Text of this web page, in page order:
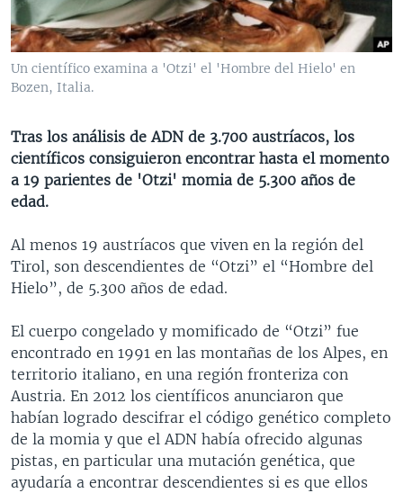
VENEZUELA
BRASIL
NICARAGUA
ECONOMÍA
ENTRETENIMIENTO Y CULTURA
TECNOLOGÍA
CIENCIA Y SALUD
MULTIMEDIA
VIDEOS
FOTOGRAFÍA
PROGRAMAS TV
EL MUNDO AL DÍA
VISIÓN 360
LAS CLAVES
PANORAMA
RADIO
AUDIONOTICIAS
BUENOS DÍAS AMÉRICA
ESTADOS UNIDOS AL DÍA
EL MUNDO AL DÍA [RADIO]
FORO [RADIO]
NOTA ECONÓMICA
ENTRETENIMIENTO
DOCUMENTALES DE LA VOA
Learning English
SÍGANOS
Idiomas
Un científico examina a 'Otzi' el 'Hombre del Hielo' en
Bozen, Italia.
Tras los análisis de ADN de 3.700 austríacos, los
científicos consiguieron encontrar hasta el momento
a 19 parientes de 'Otzi' momia de 5.300 años de
edad.
Al menos 19 austríacos que viven en la región del
Tirol, son descendientes de “Otzi” el “Hombre del
Hielo”, de 5.300 años de edad.
El cuerpo congelado y momificado de “Otzi” fue
encontrado en 1991 en las montañas de los Alpes, en
territorio italiano, en una región fronteriza con
Austria. En 2012 los científicos anunciaron que
habían logrado descifrar el código genético completo
de la momia y que el ADN había ofrecido algunas
pistas, en particular una mutación genética, que
ayudaría a encontrar descendientes si es que ellos